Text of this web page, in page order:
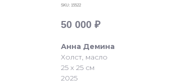
SKU: 15522
50 000 ₽
Анна Демина
Холст, масло
25 х 25 см
2025